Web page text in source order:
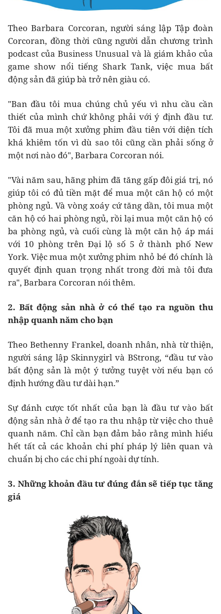
Theo Barbara Corcoran, người sáng lập Tập đoàn
Corcoran, đồng thời cũng người dẫn chương trình
podcast của Business Unusual và là giám khảo của
game show nổi tiếng Shark Tank, việc mua bất
động sản đã giúp bà trở nên giàu có.
"Ban đầu tôi mua chúng chủ yếu vì nhu cầu cần
thiết của mình chứ không phải với ý định đầu tư.
Tôi đã mua một xưởng phim đầu tiên với diện tích
khá khiêm tốn vì dù sao tôi cũng cần phải sống ở
một nơi nào đó", Barbara Corcoran nói.
"Vài năm sau, hãng phim đã tăng gấp đôi giá trị, nó
giúp tôi có đủ tiền mặt để mua một căn hộ có một
phòng ngủ. Và vòng xoáy cứ tăng dần, tôi mua một
căn hộ có hai phòng ngủ, rồi lại mua một căn hộ có
ba phòng ngủ, và cuối cùng là một căn hộ áp mái
với 10 phòng trên Đại lộ số 5 ở thành phố New
York. Việc mua một xưởng phim nhỏ bé đó chính là
quyết định quan trọng nhất trong đời mà tôi đưa
ra", Barbara Corcoran nói thêm.
2. Bất động sản nhà ở có thể tạo ra nguồn thu
nhập quanh năm cho bạn
Theo Bethenny Frankel, doanh nhân, nhà từ thiện,
người sáng lập Skinnygirl và BStrong, “đầu tư vào
bất động sản là một ý tưởng tuyệt vời nếu bạn có
định hướng đầu tư dài hạn.”
Sự đánh cược tốt nhất của bạn là đầu tư vào bất
động sản nhà ở để tạo ra thu nhập từ việc cho thuê
quanh năm. Chỉ cần bạn đảm bảo rằng mình hiểu
hết tất cả các khoản chi phí pháp lý liên quan và
chuẩn bị cho các chi phí ngoài dự tính.
3. Những khoản đầu tư đúng đắn sẽ tiếp tục tăng
giá